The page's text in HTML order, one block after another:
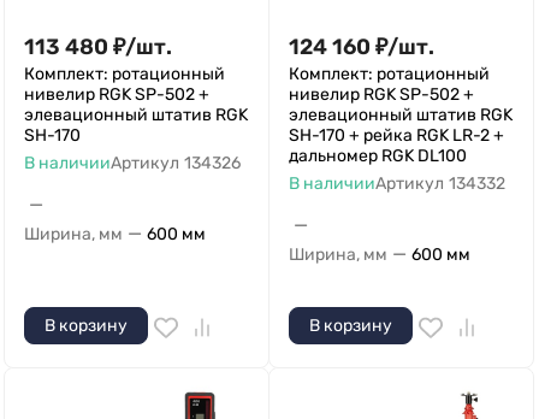
113 480 ₽/шт.
Комплект: ротационный
нивелир RGK SP-502 +
элевационный штатив RGK
SH-170
В наличииАртикул 134326
—
Ширина, мм — 600 мм
В корзину
124 160 ₽/шт.
Комплект: ротационный
нивелир RGK SP-502 +
элевационный штатив RGK
SH-170 + рейка RGK LR-2 +
дальномер RGK DL100
В наличииАртикул 134332
—
Ширина, мм — 600 мм
В корзину